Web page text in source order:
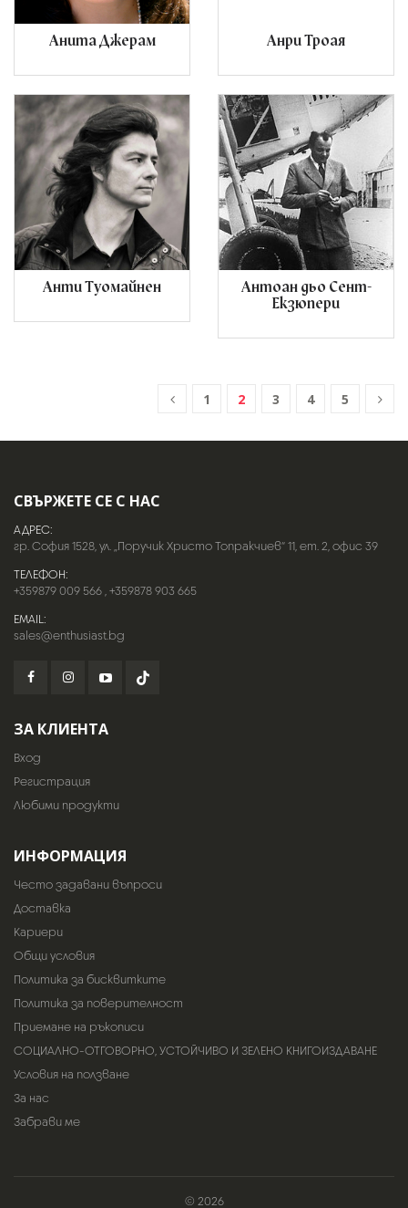
Анита Джерам Анри Троая
Анти Туомайнен Антоан дьо Сент-
Екзюпери
1 2 3 4 5
СВЪРЖЕТЕ СЕ С НАС
АДРЕС:
гр. София 1528, ул. „Поручик Христо Топракчиев“ 11, ет. 2, офис 39
ТЕЛЕФОН:
+359879 009 566,+359878 903 665
EMAIL:
sales@enthusiast.bg
ЗА КЛИЕНТА
Вход
Регистрация
Любими продукти
ИНФОРМАЦИЯ
Често задавани въпроси
Доставка
Кариери
Общи условия
Политика за бисквитките
Политика за поверителност
Приемане на ръкописи
СОЦИАЛНО-ОТГОВОРНО, УСТОЙЧИВО И ЗЕЛЕНО КНИГОИЗДАВАНЕ
Условия на ползване
За нас
Забрави ме
© 2026